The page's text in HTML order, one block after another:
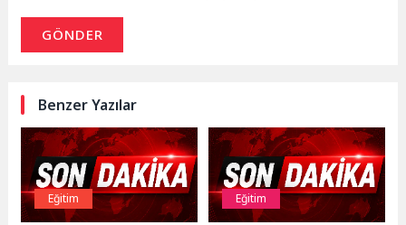
GÖNDER
Benzer Yazılar
Eğitim Eğitim